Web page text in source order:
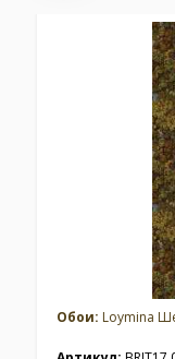
Обои: Loymina